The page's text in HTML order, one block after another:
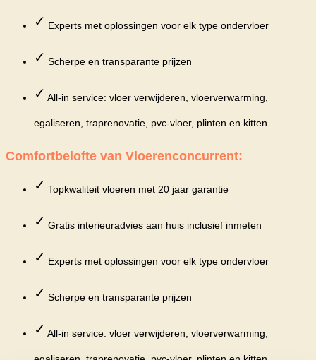
✓ Experts met oplossingen voor elk type ondervloer
✓ Scherpe en transparante prijzen
✓ All-in service: vloer verwijderen, vloerverwarming,
egaliseren, traprenovatie, pvc-vloer, plinten en kitten.
Comfortbelofte van Vloerenconcurrent:
✓ Topkwaliteit vloeren met 20 jaar garantie
✓ Gratis interieuradvies aan huis inclusief inmeten
✓ Experts met oplossingen voor elk type ondervloer
✓ Scherpe en transparante prijzen
✓ All-in service: vloer verwijderen, vloerverwarming,